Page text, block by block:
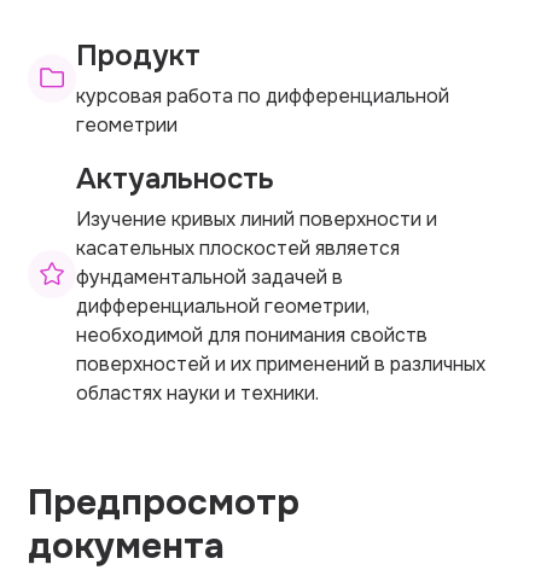
Продукт
курсовая работа по дифференциальной
геометрии
Актуальность
Изучение кривых линий поверхности и
касательных плоскостей является
фундаментальной задачей в
дифференциальной геометрии,
необходимой для понимания свойств
поверхностей и их применений в различных
областях науки и техники.
Предпросмотр
документа